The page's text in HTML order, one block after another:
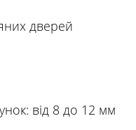
дверей
від 8 до 12 мм